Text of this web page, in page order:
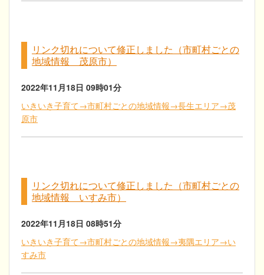
リンク切れについて修正しました（市町村ごとの
地域情報 茂原市）
2022年11月18日 09時01分
いきいき子育て→市町村ごとの地域情報→長生エリア→茂
原市
リンク切れについて修正しました（市町村ごとの
地域情報 いすみ市）
2022年11月18日 08時51分
いきいき子育て→市町村ごとの地域情報→夷隅エリア→い
すみ市